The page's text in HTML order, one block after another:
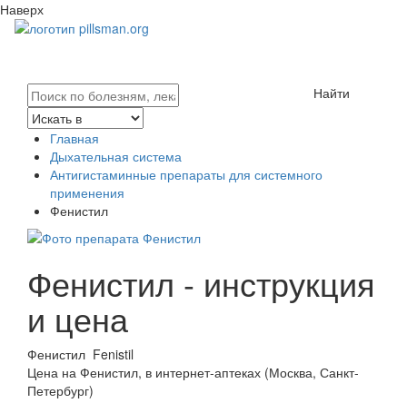
Наверх
Найти
Главная
Дыхательная система
Антигистаминные препараты для системного
применения
Фенистил
Фенистил - инструкция
и цена
Фенистил Fenistil
Цена на Фенистил, в интернет-аптеках (Москва, Санкт-
Петербург)